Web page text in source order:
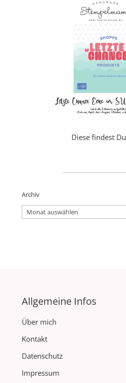
Diese findest Du
Archiv
Archiv
Allgemeine Infos
Über mich
Kontakt
Datenschutz
Impressum